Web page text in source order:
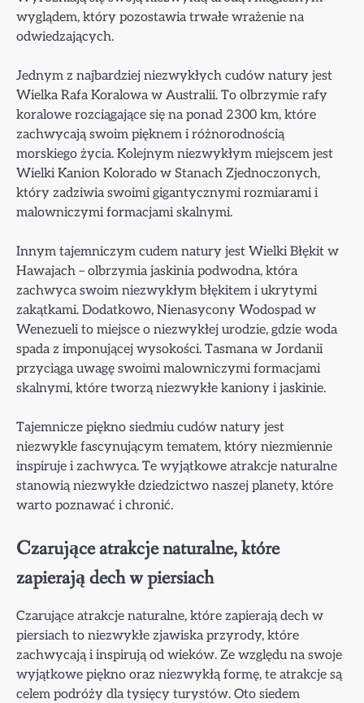
wyglądem, który pozostawia trwałe wrażenie na
odwiedzających.
Jednym z najbardziej niezwykłych cudów natury jest
Wielka Rafa Koralowa w Australii. To olbrzymie rafy
koralowe rozciągające się na ponad 2300 km, które
zachwycają swoim pięknem i różnorodnością
morskiego życia. Kolejnym niezwykłym miejscem jest
Wielki Kanion Kolorado w Stanach Zjednoczonych,
który zadziwia swoimi gigantycznymi rozmiarami i
malowniczymi formacjami skalnymi.
Innym tajemniczym cudem natury jest Wielki Błękit w
Hawajach – olbrzymia jaskinia podwodna, która
zachwyca swoim niezwykłym błękitem i ukrytymi
zakątkami. Dodatkowo, Nienasycony Wodospad w
Wenezueli to miejsce o niezwykłej urodzie, gdzie woda
spada z imponującej wysokości. Tasmana w Jordanii
przyciąga uwagę swoimi malowniczymi formacjami
skalnymi, które tworzą niezwykłe kaniony i jaskinie.
Tajemnicze piękno siedmiu cudów natury jest
niezwykle fascynującym tematem, który niezmiennie
inspiruje i zachwyca. Te wyjątkowe atrakcje naturalne
stanowią niezwykłe dziedzictwo naszej planety, które
warto poznawać i chronić.
Czarujące atrakcje naturalne, które
zapierają dech w piersiach
Czarujące atrakcje naturalne, które zapierają dech w
piersiach to niezwykłe zjawiska przyrody, które
zachwycają i inspirują od wieków. Ze względu na swoje
wyjątkowe piękno oraz niezwykłą formę, te atrakcje są
celem podróży dla tysięcy turystów. Oto siedem